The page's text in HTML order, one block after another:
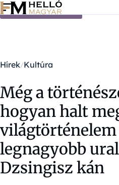
Ugrás a tartalomra
Hírek Kultúra
Még a
hogyan halt
legnagyobb
Dzsingisz kán